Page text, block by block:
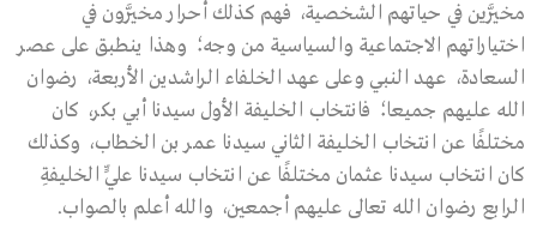
مخيَّرين في حياتهم الشخصية، فهم كذلك أحرار مخيَّرون في
اختياراتهم الاجتماعية والسياسية من وجه؛ وهذا ينطبق على عصر
السعادة، عهد النبي وعلى عهد الخلفاء الراشدين الأربعة، رضوان
الله عليهم جميعا؛ فانتخاب الخليفة الأول سيدنا أبي بكر، كان
مختلفًا عن انتخاب الخليفة الثاني سيدنا عمر بن الخطاب، وكذلك
كان انتخاب سيدنا عثمان مختلفًا عن انتخاب سيدنا عليٍّ الخليفةِ
الرابع رضوان الله تعالى عليهم أجمعين، والله أعلم بالصواب.